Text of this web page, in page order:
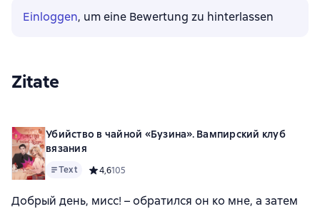
Einloggen, um eine Bewertung zu hinterlassen
Zitate
Убийство в чайной «Бузина». Вампирский клуб
вязания
Text Средний рейтинг 4,6 на основе 105 оценок
4,6105
Добрый день, мисс! – обратился он ко мне, а затем